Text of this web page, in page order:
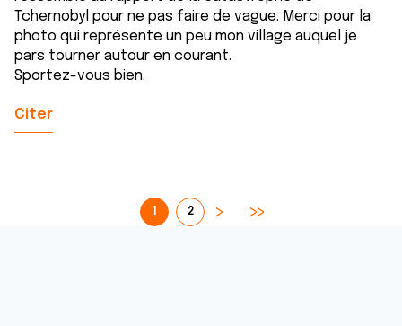
Tchernobyl pour ne pas faire de vague. Merci pour la
photo qui représente un peu mon village auquel je
pars tourner autour en courant.
Sportez-vous bien.
Citer
1 2